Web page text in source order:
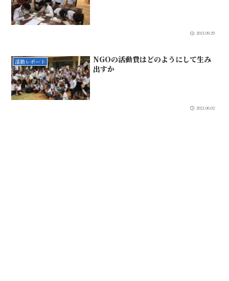
2021.09.29
活動レポート
NGOの活動費はどのようにして生み
出すか
2021.06.02